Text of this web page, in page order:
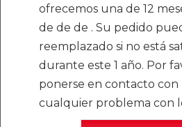
ofrecemos una de 12
de de de . Su pedido
reemplazado si no está
durante este 1 año. Por
ponerse en contacto con
cualquier problema con